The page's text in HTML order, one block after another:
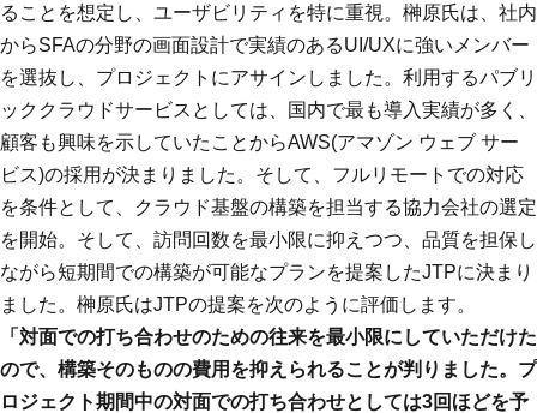
ることを想定し、ユーザビリティを特に重視。榊原氏は、社内
からSFAの分野の画面設計で実績のあるUI/UXに強いメンバー
を選抜し、プロジェクトにアサインしました。利用するパブリ
ッククラウドサービスとしては、国内で最も導入実績が多く、
顧客も興味を示していたことからAWS(アマゾン ウェブ サー
ビス)の採用が決まりました。そして、フルリモートでの対応
を条件として、クラウド基盤の構築を担当する協力会社の選定
を開始。そして、訪問回数を最小限に抑えつつ、品質を担保し
ながら短期間での構築が可能なプランを提案したJTPに決まり
ました。榊原氏はJTPの提案を次のように評価します。
「対面での打ち合わせのための往来を最小限にしていただけた
ので、構築そのものの費用を抑えられることが判りました。プ
ロジェクト期間中の対面での打ち合わせとしては3回ほどを予